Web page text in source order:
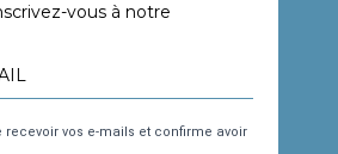
vous à notre
vos e-mails et confirme avoir